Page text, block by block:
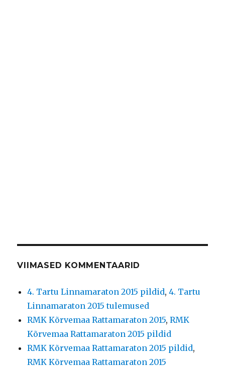
VIIMASED KOMMENTAARID
4. Tartu Linnamaraton 2015 pildid,4. Tartu
Linnamaraton 2015 tulemused
RMK Kõrvemaa Rattamaraton 2015,RMK
Kõrvemaa Rattamaraton 2015 pildid
RMK Kõrvemaa Rattamaraton 2015 pildid,
RMK Kõrvemaa Rattamaraton 2015